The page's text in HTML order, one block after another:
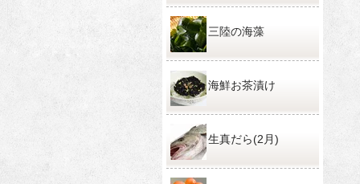
三陸の海藻
海鮮お茶漬け
生真だら(2月)